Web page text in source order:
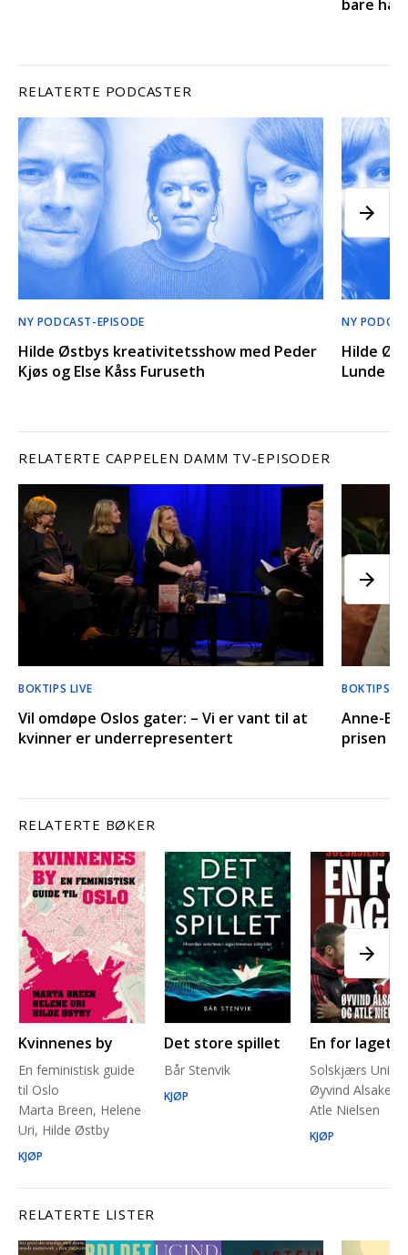
bare
RELATERTE PODCASTER
NY PODCAST-EPISODE
Hilde Østbys kreativitetsshow med Peder
Kjøs og Else Kåss Furuseth
NY
Hilde
Lunde
RELATERTE CAPPELEN DAMM TV-EPISODER
BOKTIPS LIVE
Vil omdøpe Oslos gater: – Vi er vant til at
kvinner er underrepresentert
BOKTIPS
Anne-
prisen
RELATERTE BØKER
Kvinnenes by
En feministisk guide
til Oslo
Marta Breen, Helene
Uri, Hilde Østby
KJØP
Det store spillet
Bår Stenvik
KJØP
En for laget
Solskjærs United
Øyvind Alsaker
Atle Nielsen
KJØP
RELATERTE LISTER